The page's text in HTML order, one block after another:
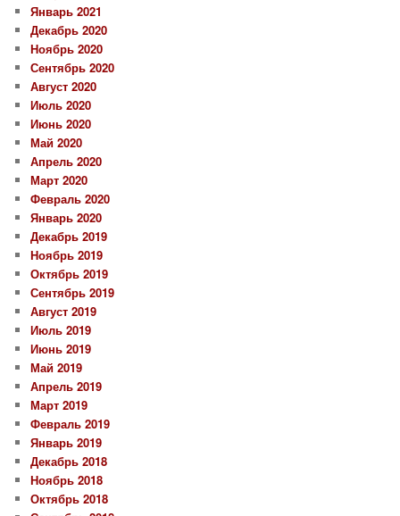
Январь 2021
Декабрь 2020
Ноябрь 2020
Сентябрь 2020
Август 2020
Июль 2020
Июнь 2020
Май 2020
Апрель 2020
Март 2020
Февраль 2020
Январь 2020
Декабрь 2019
Ноябрь 2019
Октябрь 2019
Сентябрь 2019
Август 2019
Июль 2019
Июнь 2019
Май 2019
Апрель 2019
Март 2019
Февраль 2019
Январь 2019
Декабрь 2018
Ноябрь 2018
Октябрь 2018